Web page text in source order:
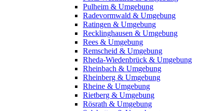
Pulheim & Umgebung
Radevormwald & Umgebung
Ratingen & Umgebung
Recklinghausen & Umgebung
Rees & Umgebung
Remscheid & Umgebung
Rheda-Wiedenbrück & Umgebung
Rheinbach & Umgebung
Rheinberg & Umgebung
Rheine & Umgebung
Rietberg & Umgebung
Rösrath & Umgebung